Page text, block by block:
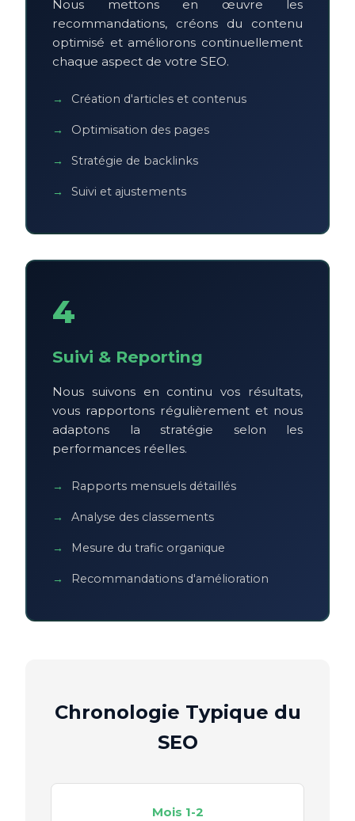
Nous mettons en œuvre les
recommandations, créons du contenu
optimisé et améliorons continuellement
chaque aspect de votre SEO.
Création d'articles et contenus
Optimisation des pages
Stratégie de backlinks
Suivi et ajustements
4
Suivi & Reporting
Nous suivons en continu vos résultats,
vous rapportons régulièrement et nous
adaptons la stratégie selon les
performances réelles.
Rapports mensuels détaillés
Analyse des classements
Mesure du trafic organique
Recommandations d'amélioration
Chronologie Typique du
SEO
Mois 1-2